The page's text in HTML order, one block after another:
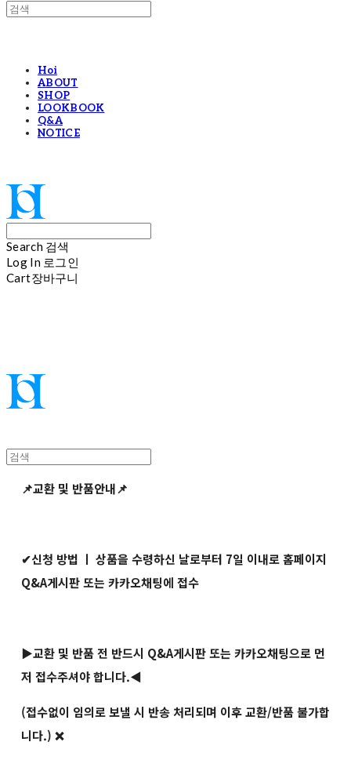
Hoi
ABOUT
SHOP
LOOKBOOK
Q&A
NOTICE
Search 검색
Log In 로그인
Cart장바구니
📌교환 및 반품안내📌
✔신청 방법 ㅣ 상품을 수령하신 날로부터 7일 이내로 홈페이지
Q&A게시판 또는 카카오채팅에 접수
▶교환 및 반품 전 반드시 Q&A게시판 또는 카카오채팅으로 먼
저 접수주셔야 합니다.◀
(접수없이 임의로 보낼 시 반송 처리되며 이후 교환/반품 불가합
니다.) ❌